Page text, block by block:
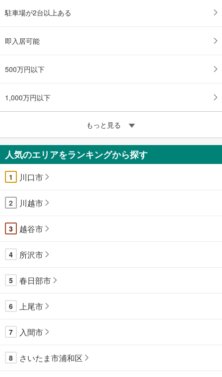
駐車場が2台以上ある
即入居可能
500万円以下
1,000万円以下
もっと見る
人気のエリアをランキングから探す
1 川口市
2 川越市
3 越谷市
4 所沢市
5 春日部市
6 上尾市
7 入間市
8 さいたま市浦和区